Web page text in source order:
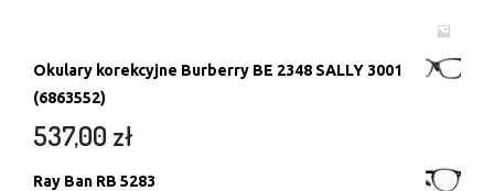
Okulary korekcyjne Burberry BE 2348 SALLY 3001
(6863552)
537,00 zł
Ray Ban RB 5283